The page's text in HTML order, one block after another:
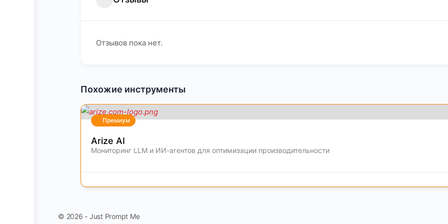
Отзывов пока нет.
Похожие инструменты
Премиум
Arize AI
Мониторинг LLM и ИИ-агентов для оптимизации производительности
© 2026 - Just Prompt Me